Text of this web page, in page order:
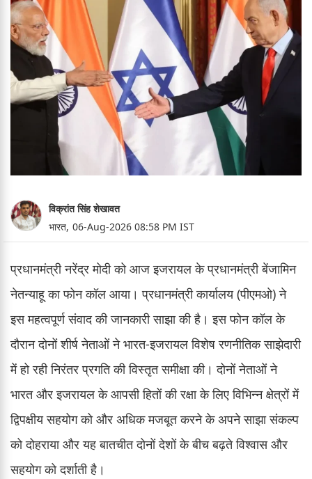
विक्रांत सिंह शेखावत
भारत, 06-Aug-2026 08:58 PM IST
प्रधानमंत्री नरेंद्र मोदी को आज इजरायल के प्रधानमंत्री बेंजामिन
नेतन्याहू का फोन कॉल आया। प्रधानमंत्री कार्यालय (पीएमओ) ने
इस महत्वपूर्ण संवाद की जानकारी साझा की है। इस फोन कॉल के
दौरान दोनों शीर्ष नेताओं ने भारत-इजरायल विशेष रणनीतिक साझेदारी
में हो रही निरंतर प्रगति की विस्तृत समीक्षा की। दोनों नेताओं ने
भारत और इजरायल के आपसी हितों की रक्षा के लिए विभिन्न क्षेत्रों में
द्विपक्षीय सहयोग को और अधिक मजबूत करने के अपने साझा संकल्प
को दोहराया और यह बातचीत दोनों देशों के बीच बढ़ते विश्वास और
सहयोग को दर्शाती है।